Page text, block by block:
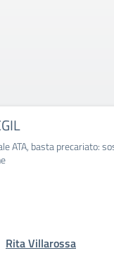
ATA, basta precariato:
Rita Villarossa